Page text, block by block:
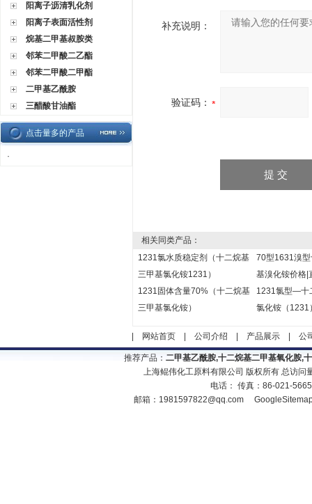
阳离子沥清乳化剂
阳离子表面活性剂
烷基二甲基叔胺类
邻苯二甲酸二乙酯
邻苯二甲酸二甲酯
二甲基乙酰胺
三醋酸甘油酯
点击量多的产品
·
补充说明：
验证码：
相关同类产品：
1231氯水质稳定剂（十二烷基
三甲基氯化铵1231）
70型1631溴
基溴化铵价格|
1231固体含量70%（十二烷基
三甲基氯化铵）
1231氯型—十
氯化铵（1231
网站首页| 公司介绍 产品展示| 公
推荐产品： 二甲基乙酰胺,十二烷基二甲基氧化胺,
上海鲲伟化工原料有限公司 版权所有 总访问
电话： 传真：86-021-
邮箱： 1981597822@qq.com